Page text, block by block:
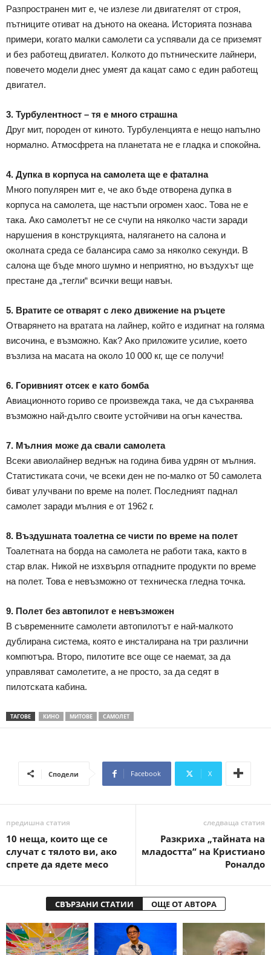
Разпространен мит е, че излезе ли двигателят от строя,
пътниците отиват на дъното на океана. Историята познава
примери, когато малки самолети са успявали да се приземят
и без работещ двигател. Колкото до пътническите лайнери,
повечето модели днес умеят да кацат само с един работещ
двигател.
3. Турбулентност – тя е много страшна
Друг мит, породен от киното. Турбуленцията е нещо напълно
нормално. Атмосфрета на планетата не е гладка и спокойна.
4. Дупка в корпуса на самолета ще е фатална
Много популярен мит е, че ако бъде отворена дупка в
корпуса на самолета, ще настъпи огромен хаос. Това не е
така. Ако самолетът не се счупи на няколко части заради
нарушения в конструкцията, налягането на салона и
околната среда се балансира само за няколко секунди. В
салона ще бъде много шумно и неприятно, но въздухът ще
престане да „тегли“ всички вещи навън.
5. Вратите се отварят с леко движение на ръцете
Отварянето на вратата на лайнер, който е издигнат на голяма
височина, е възможно. Как? Ако приложите усилие, което
възлиза на масата на около 10 000 кг, ще се получи!
6. Горивният отсек е като бомба
Авиационното гориво се произвежда така, че да съхранява
възможно най-дълго своите устойчиви на огън качества.
7. Мълния може да свали самолета
Всеки авиолайнер веднъж на година бива удрян от мълния.
Статистиката сочи, че всеки ден не по-малко от 50 самолета
биват улучвани по време на полет. Последният паднал
самолет заради мълния е от 1962 г.
8. Въздушната тоалетна се чисти по време на полет
Тоалетната на борда на самолета не работи така, както в
стар влак. Никой не изхвърля отпадните продукти по време
на полет. Това е невъзможно от техническа гледна точка.
9. Полет без автопилот е невъзможен
В съвременните самолети автопилотът е най-малкото
дублирана система, която е инсталирана на три различни
компютъра. Второ, пилотите все още се наемат, за да
управляват самолетите, а не просто, за да седят в
пилотската кабина.
ТАГОВЕ КИНО МИТОВЕ САМОЛЕТ
Сподели Facebook X
предишна статия
10 неща, които ще се
случат с тялото ви, ако
спрете да ядете месо
следваща статия
Разкриха „тайната на
младостта“ на Кристиано
Роналдо
СВЪРЗАНИ СТАТИИ ОЩЕ ОТ АВТОРА